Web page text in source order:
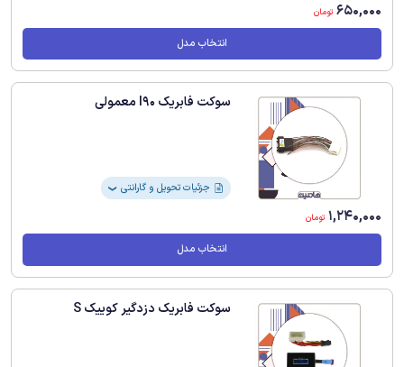
650,000 تومان
انتخاب مدل
سوکت فابریک l90 معمولی
جزئیات تحویل و گارانتی ❯
1,240,000 تومان
انتخاب مدل
سوکت فابریک دزدگیر کوییک S